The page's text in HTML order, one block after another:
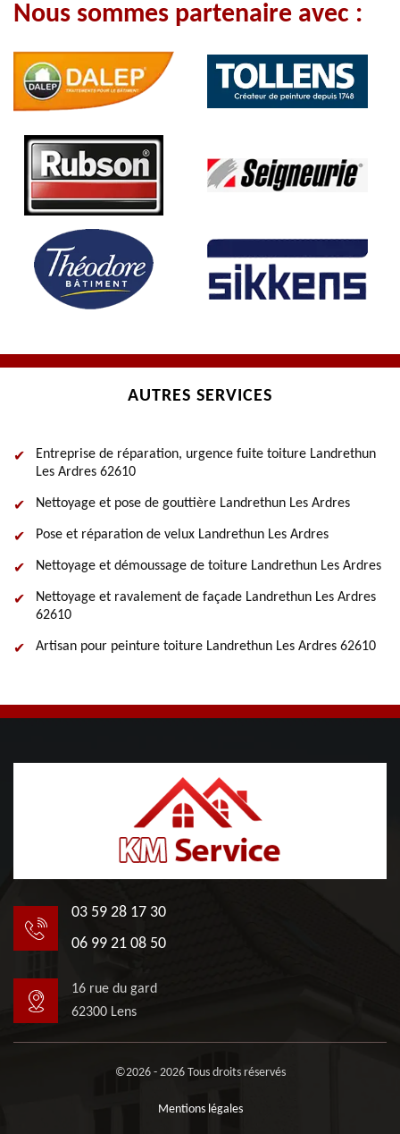
Nous sommes partenaire avec :
AUTRES SERVICES
Entreprise de réparation, urgence fuite toiture Landrethun
Les Ardres 62610
Nettoyage et pose de gouttière Landrethun Les Ardres
Pose et réparation de velux Landrethun Les Ardres
Nettoyage et démoussage de toiture Landrethun Les Ardres
Nettoyage et ravalement de façade Landrethun Les Ardres
62610
Artisan pour peinture toiture Landrethun Les Ardres 62610
03 59 28 17 30
06 99 21 08 50
16 rue du gard
62300 Lens
©2026 - 2026 Tous droits réservés
Mentions légales